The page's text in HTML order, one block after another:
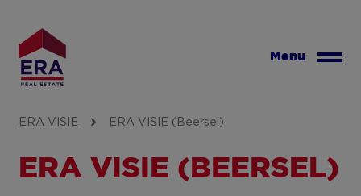
contenu
principal
Menu
ERA VISIE ERA VISIE (Beersel)
ERA VISIE (BEERSEL)